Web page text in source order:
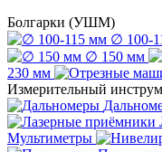
Болгарки (УШМ)
∅ 100-
∅ 150 мм
230 мм
Измерительный
Мультиметры